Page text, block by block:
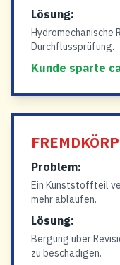
Lösung:
Hydromechanische
Durchflussprüfung.
Kunde sparte
Problem:
Ein Kunststoffteil
mehr ablaufen.
Lösung:
Bergung über
zu beschädigen.